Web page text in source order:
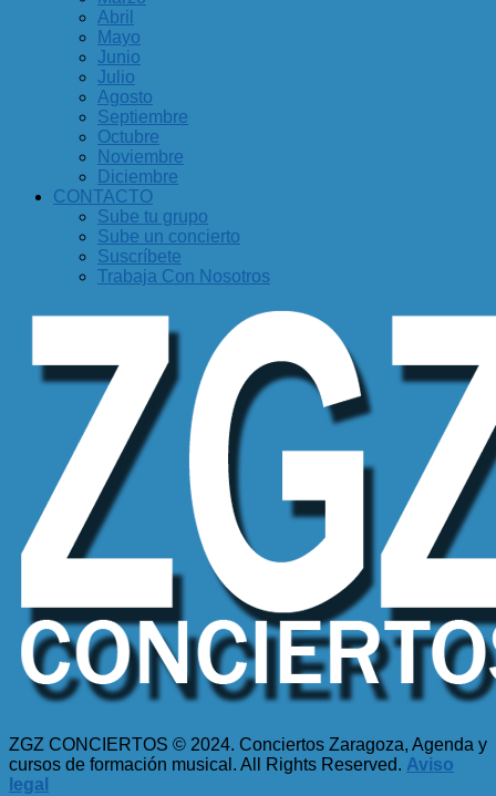
Abril
Mayo
Junio
Julio
Agosto
Septiembre
Octubre
Noviembre
Diciembre
CONTACTO
Sube tu grupo
Sube un concierto
Suscríbete
Trabaja Con Nosotros
ZGZ CONCIERTOS © 2024. Conciertos Zaragoza, Agenda y
cursos de formación musical. All Rights Reserved. Aviso
legal